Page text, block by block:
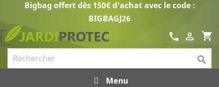
Bigbag offert dès 150€ d'achat avec le code :
BIGBAGJ26
shopping_cart

call

Menu